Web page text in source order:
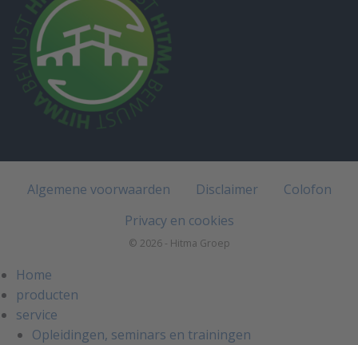
Algemene voorwaarden Disclaimer
Colofon
Privacy en cookies
© 2026 - Hitma Groep
Home
producten
service
Opleidingen, seminars en trainingen